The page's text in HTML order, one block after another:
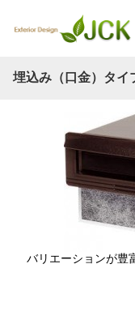
埋込み（口金）タ
バリエーションが豊